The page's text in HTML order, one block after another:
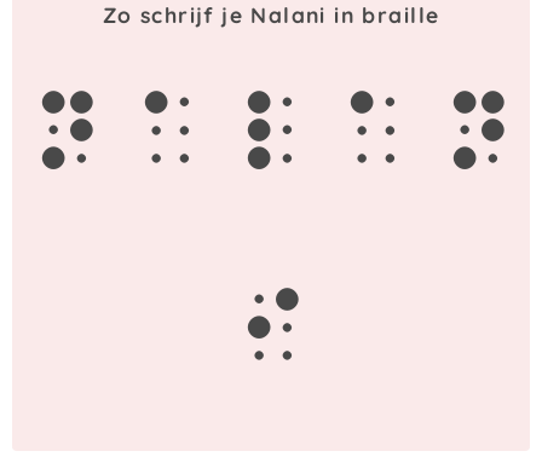
Zo schrijf je Nalani in braille
n a l a n
i